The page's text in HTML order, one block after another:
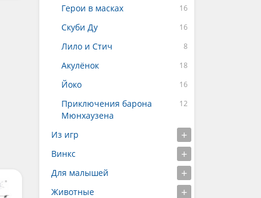
Герои в масках
Скуби Ду
Лило и Стич
Акулёнок
Йоко
Приключения барона
Мюнхаузена
Из игр
Винкс
Для малышей
Животные